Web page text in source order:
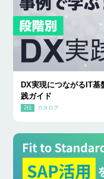
DX実現につながるIT
践ガイド
カタログ